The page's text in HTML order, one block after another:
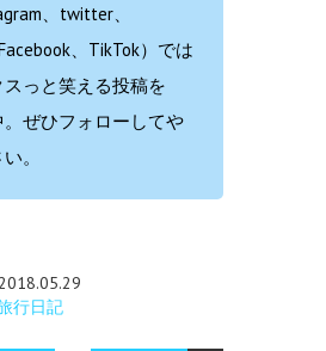
、twitter、
、TikTok）では
っと笑える投稿を
。ぜひフォローしてや
。
行日記